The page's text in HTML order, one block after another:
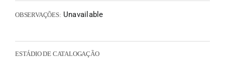
OBSERVAÇÕES: Unavailable
ESTÁDIO DE CATALOGAÇÃO